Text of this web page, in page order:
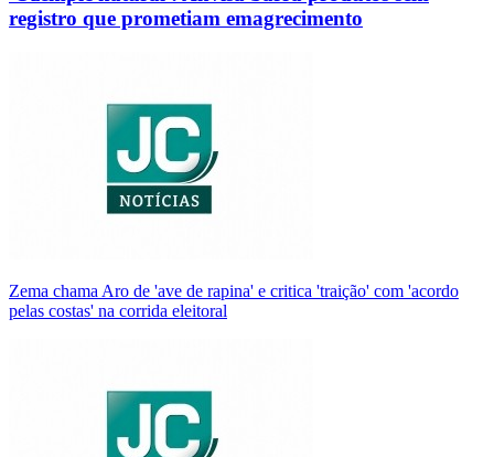
registro que prometiam emagrecimento
Zema chama Aro de 'ave de rapina' e critica 'traição' com 'acordo
pelas costas' na corrida eleitoral